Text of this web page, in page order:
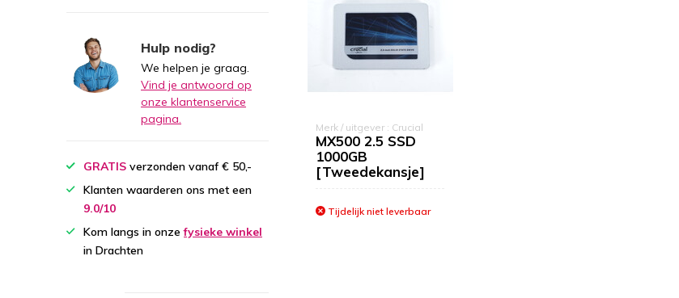
Merk / uitgever : Crucial
MX500 2.5 SSD
1000GB
[Tweedekansje]
Tijdelijk niet leverbaar
Hulp nodig?
We helpen je graag.
Vind je antwoord op
onze klantenservice
pagina.
GRATIS verzonden vanaf € 50,-
Klanten waarderen ons met een
9.0/10
Kom langs in onzefysieke winkel
in Drachten